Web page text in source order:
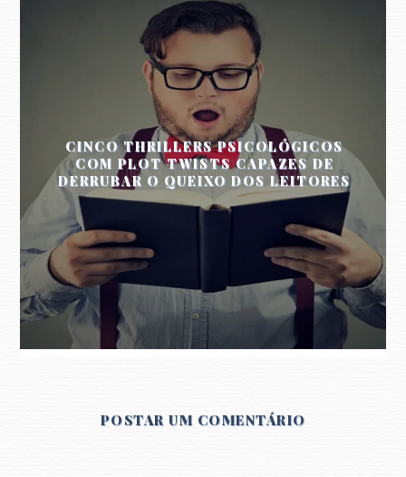
CINCO THRILLERS PSICOLÓGICOS
COM PLOT TWISTS CAPAZES DE
DERRUBAR O QUEIXO DOS LEITORES
POSTAR UM COMENTÁRIO